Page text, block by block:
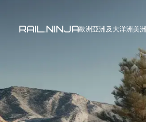
歐洲亞洲及大洋洲美洲